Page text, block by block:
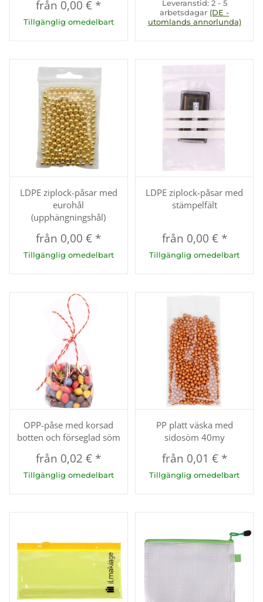
från 0,00 € *
Tillgänglig omedelbart
Leveranstid: 2 - 5
arbetsdagar (DE -
utomlands annorlunda)
LDPE ziplock-påsar med
eurohål
(upphängningshål)
från 0,00 € *
Tillgänglig omedelbart
LDPE ziplock-påsar med
stämpelfält
från 0,00 € *
Tillgänglig omedelbart
OPP-påse med korsad
botten och förseglad söm
från 0,02 € *
Tillgänglig omedelbart
PP platt väska med
sidosöm 40my
från 0,01 € *
Tillgänglig omedelbart